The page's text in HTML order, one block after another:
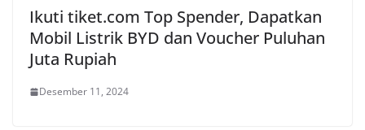
Ikuti tiket.com Top Spender, Dapatkan
Mobil Listrik BYD dan Voucher Puluhan
Juta Rupiah
Desember 11, 2024